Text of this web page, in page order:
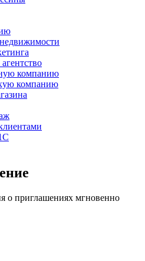
компанию
компанию
о приглашениях мгновенно